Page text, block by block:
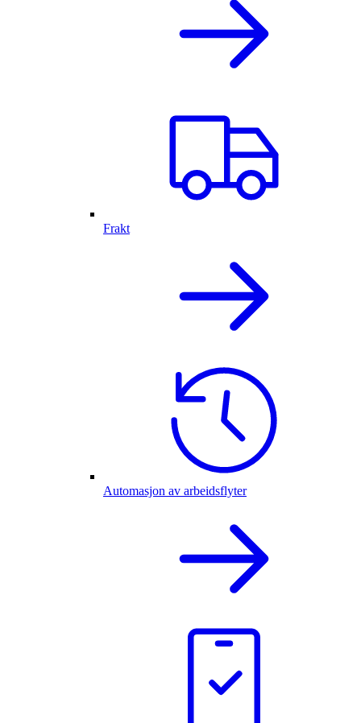
Frakt
Automasjon av arbeidsflyter